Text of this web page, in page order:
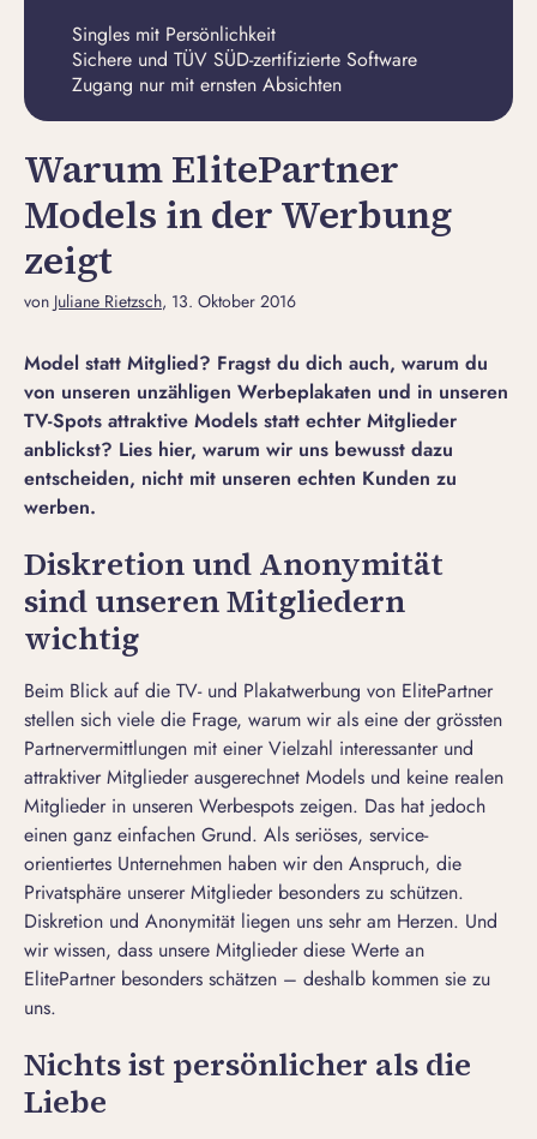
Singles mit Persönlichkeit
Sichere und TÜV SÜD-zertifizierte Software
Zugang nur mit ernsten Absichten
Warum ElitePartner
Models in der Werbung
zeigt
von Juliane Rietzsch, 13. Oktober 2016
Model statt Mitglied? Fragst du dich auch, warum du
von unseren unzähligen Werbeplakaten und in unseren
TV-Spots attraktive Models statt echter Mitglieder
anblickst? Lies hier, warum wir uns bewusst dazu
entscheiden, nicht mit unseren echten Kunden zu
werben.
Diskretion und Anonymität
sind unseren Mitgliedern
wichtig
Beim Blick auf die TV- und Plakatwerbung von ElitePartner
stellen sich viele die Frage, warum wir als eine der grössten
Partnervermittlungen mit einer Vielzahl interessanter und
attraktiver Mitglieder ausgerechnet Models und keine realen
Mitglieder in unseren Werbespots zeigen. Das hat jedoch
einen ganz einfachen Grund. Als seriöses, service-
orientiertes Unternehmen haben wir den Anspruch, die
Privatsphäre unserer Mitglieder besonders zu schützen.
Diskretion und Anonymität liegen uns sehr am Herzen. Und
wir wissen, dass unsere Mitglieder diese Werte an
ElitePartner besonders schätzen – deshalb kommen sie zu
uns.
Nichts ist persönlicher als die
Liebe